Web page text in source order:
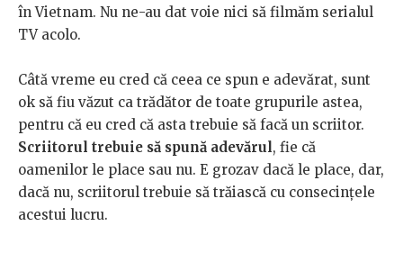
în Vietnam. Nu ne-au dat voie nici să filmăm serialul
TV acolo.
Câtă vreme eu cred că ceea ce spun e adevărat, sunt
ok să fiu văzut ca trădător de toate grupurile astea,
pentru că eu cred că asta trebuie să facă un scriitor.
Scriitorul trebuie să spună adevărul, fie că
oamenilor le place sau nu. E grozav dacă le place, dar,
dacă nu, scriitorul trebuie să trăiască cu consecințele
acestui lucru.